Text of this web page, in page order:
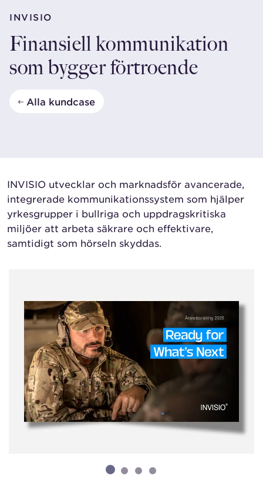
INVISIO
Finansiell kommunikation
som bygger förtroende
Alla kundcase
INVISIO utvecklar och marknadsför avancerade,
integrerade kommunikationssystem som hjälper
yrkesgrupper i bullriga och uppdragskritiska
miljöer att arbeta säkrare och effektivare,
samtidigt som hörseln skyddas.